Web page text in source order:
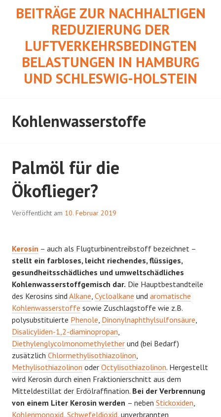
BEITRÄGE ZUR NACHHALTIGEN
REDUZIERUNG DER
LUFTVERKEHRSBEDINGTEN
BELASTUNGEN IN HAMBURG
UND SCHLESWIG-HOLSTEIN
Kohlenwasserstoffe
Palmöl für die
Ökoflieger?
Veröffentlicht am 10. Februar 2019
Kerosin – auch als Flugturbinentreibstoff bezeichnet –
stellt ein farbloses, leicht riechendes, flüssiges,
gesundheitsschädliches und umweltschädliches
Kohlenwasserstoffgemisch dar. Die Hauptbestandteile
des Kerosins sindAlkane, Cycloalkane und aromatische
Kohlenwasserstoffe sowie Zuschlagstoffe wie z.B.
polysubstituierte Phenole, Dinonylnaphthylsulfonsäure,
Disalicyliden-1,2-diaminopropan,
Diethylenglycolmonomethylether und (bei Bedarf)
zusätzlich Chlormethylisothiazolinon,
Methylisothiazolinon oder Octylisothiazolinon. Hergestellt
wird Kerosin durch einen Fraktionierschnitt aus dem
Mitteldestillat der Erdölraffination. Bei der Verbrennung
von einem Liter Kerosin werden – neben Stickoxiden,
Kohlenmonoxid, Schwefeldioxid, unverbrannten